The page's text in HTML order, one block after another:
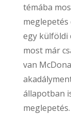
témába
egy külföldi
most már
van
állapotban